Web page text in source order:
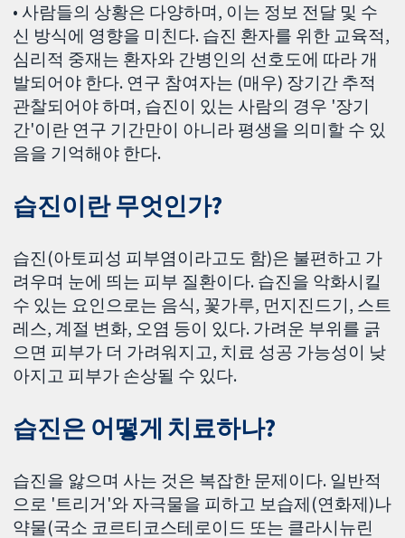
• 사람들의 상황은 다양하며, 이는 정보 전달 및 수
신 방식에 영향을 미친다. 습진 환자를 위한 교육적,
심리적 중재는 환자와 간병인의 선호도에 따라 개
발되어야 한다. 연구 참여자는 (매우) 장기간 추적
관찰되어야 하며, 습진이 있는 사람의 경우 '장기
간'이란 연구 기간만이 아니라 평생을 의미할 수 있
음을 기억해야 한다.
습진이란 무엇인가?
습진(아토피성 피부염이라고도 함)은 불편하고 가
려우며 눈에 띄는 피부 질환이다. 습진을 악화시킬
수 있는 요인으로는 음식, 꽃가루, 먼지진드기, 스트
레스, 계절 변화, 오염 등이 있다. 가려운 부위를 긁
으면 피부가 더 가려워지고, 치료 성공 가능성이 낮
아지고 피부가 손상될 수 있다.
습진은 어떻게 치료하나?
습진을 앓으며 사는 것은 복잡한 문제이다. 일반적
으로 '트리거'와 자극물을 피하고 보습제(연화제)나
약물(국소 코르티코스테로이드 또는 클라시뉴린